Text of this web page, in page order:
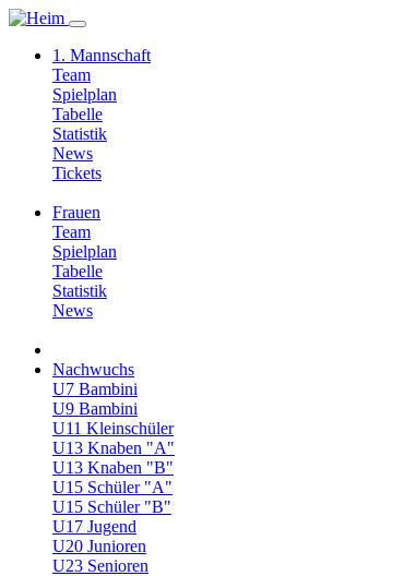
1. Mannschaft
Team
Spielplan
Tabelle
Statistik
News
Tickets
Frauen
Team
Spielplan
Tabelle
Statistik
News
Nachwuchs
U7 Bambini
U9 Bambini
U11 Kleinschüler
U13 Knaben "A"
U13 Knaben "B"
U15 Schüler "A"
U15 Schüler "B"
U17 Jugend
U20 Junioren
U23 Senioren